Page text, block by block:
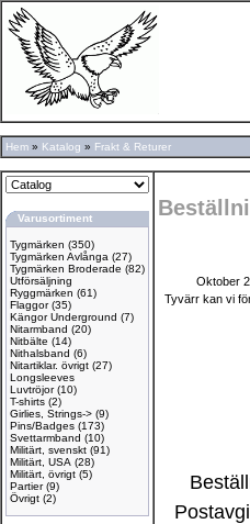
Hem » Katalog » Frakt & Returer
Varusortiment
Tygmärken (350)
Tygmärken Avlånga (27)
Tygmärken Broderade (82)
Utförsäljning
Ryggmärken (61)
Flaggor(35)
Kängor Underground (7)
Nitarmband (20)
Nitbälte (14)
Nithalsband (6)
Nitartiklar. övrigt (27)
Longsleeves
Luvtröjor(10)
T-shirts (2)
Girlies, Strings-> (9)
Pins/Badges (173)
Svettarmband (10)
Militärt, svenskt (91)
Militärt, USA (28)
Militärt, övrigt (5)
Partier(9)
Övrigt (2)
Oktober
Tyvärr kan vi